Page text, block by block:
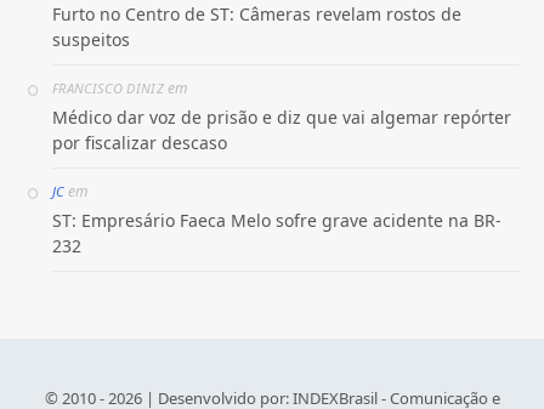
Furto no Centro de ST: Câmeras revelam rostos de
suspeitos
FRANCISCO DINIZem
Médico dar voz de prisão e diz que vai algemar repórter
por fiscalizar descaso
JCem
ST: Empresário Faeca Melo sofre grave acidente na BR-
232
© 2010 - 2026 | Desenvolvido por:INDEXBrasil - Comunicação e